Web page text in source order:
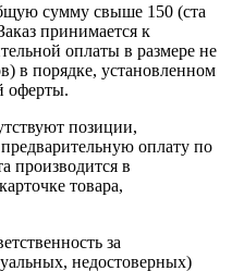
сумму свыше 150 (ста
принимается к
оплаты в размере не
в порядке, установленном
оферты.
позиции,
оплату по
производится в
товара,
за
недостоверных)